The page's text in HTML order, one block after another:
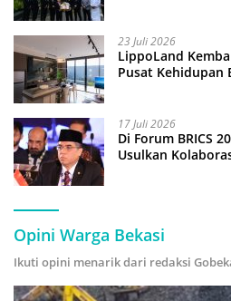
23 Juli 2026
LippoLand
Pusat Kehidupan
17 Juli 2026
Di Forum BRICS
Usulkan
Opini Warga Bekasi
Ikuti opini menarik dari redaksi